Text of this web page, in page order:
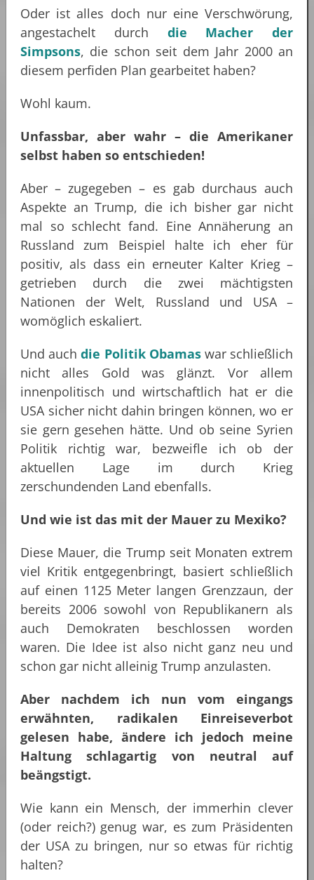
Oder ist alles doch nur eine Verschwörung,
angestachelt durch die Macher der
Simpsons, die schon seit dem Jahr 2000 an
diesem perfiden Plan gearbeitet haben?
Wohl kaum.
Unfassbar, aber wahr – die Amerikaner
selbst haben so entschieden!
Aber – zugegeben – es gab durchaus auch
Aspekte an Trump, die ich bisher gar nicht
mal so schlecht fand. Eine Annäherung an
Russland zum Beispiel halte ich eher für
positiv, als dass ein erneuter Kalter Krieg –
getrieben durch die zwei mächtigsten
Nationen der Welt, Russland und USA –
womöglich eskaliert.
Und auchdie Politik Obamaswar schließlich
nicht alles Gold was glänzt. Vor allem
innenpolitisch und wirtschaftlich hat er die
USA sicher nicht dahin bringen können, wo er
sie gern gesehen hätte. Und ob seine Syrien
Politik richtig war, bezweifle ich ob der
aktuellen Lage im durch Krieg
zerschundenden Land ebenfalls.
Und wie ist das mit der Mauer zu Mexiko?
Diese Mauer, die Trump seit Monaten extrem
viel Kritik entgegenbringt, basiert schließlich
auf einen 1125 Meter langen Grenzzaun, der
bereits 2006 sowohl von Republikanern als
auch Demokraten beschlossen worden
waren. Die Idee ist also nicht ganz neu und
schon gar nicht alleinig Trump anzulasten.
Aber nachdem ich nun vom eingangs
erwähnten, radikalen Einreiseverbot
gelesen habe, ändere ich jedoch meine
Haltung schlagartig von neutral auf
beängstigt.
Wie kann ein Mensch, der immerhin clever
(oder reich?) genug war, es zum Präsidenten
der USA zu bringen, nur so etwas für richtig
halten?